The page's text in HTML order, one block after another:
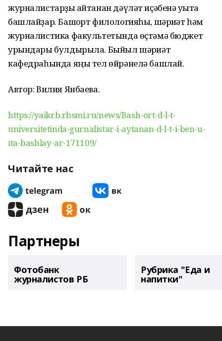
журналистарҙы ҡайтанан дәүләт иҫәбенә уҡыта
башлайҙар. Башҡорт филологияһы, шәрҡиәт һәм
журналистика факультетында өҫтәмә бюджет
урындары булдырыла. Быйыл шәрҡиәт
кафедраһында яңы тел өйрәнелә башлай.
Автор: Вилия Янбаева.
https://yaikrb.rbsmi.ru/news/Bash-ort-d-l-t-
universitetinda-gurnalistar-i-aytanan-d-l-t-i-ben-u-
ita-bashlay-ar-171109/
Читайте нас
Партнеры
Фотобанк
журналистов РБ
Рубрика "Еда и
напитки"